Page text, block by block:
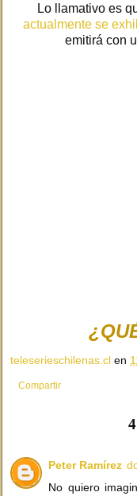
Lo llamativo es
actualmente se
emitirá con
teleserieschilenas.cl en
Compartir
Peter Ramírez
No quiero